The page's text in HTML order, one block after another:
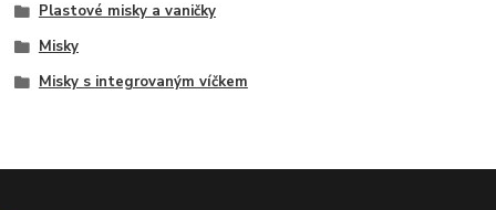
Plastové misky a vaničky
Misky
Misky s integrovaným víčkem